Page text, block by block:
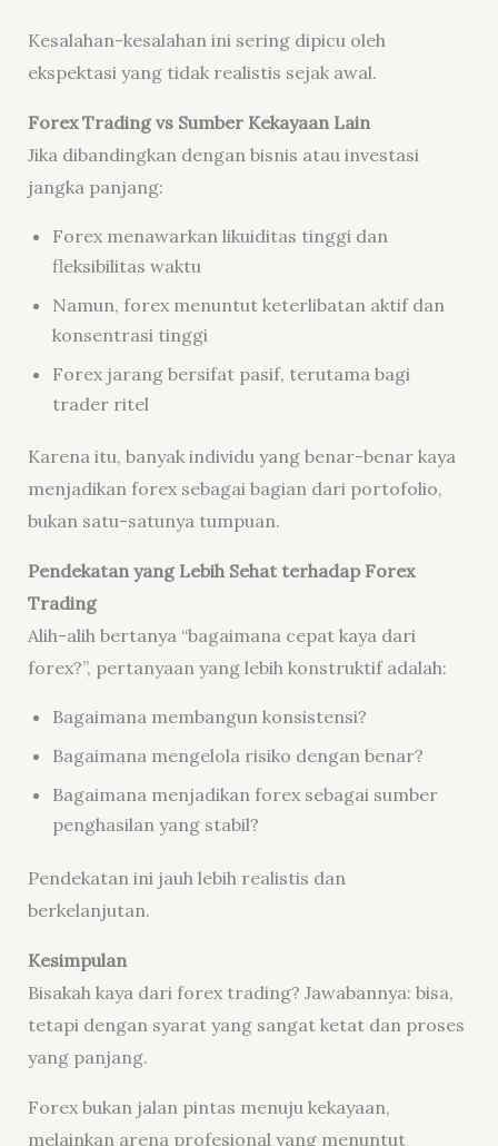
Kesalahan-kesalahan ini sering dipicu oleh
ekspektasi yang tidak realistis sejak awal.
Forex Trading vs Sumber Kekayaan Lain
Jika dibandingkan dengan bisnis atau investasi
jangka panjang:
Forex menawarkan likuiditas tinggi dan
fleksibilitas waktu
Namun, forex menuntut keterlibatan aktif dan
konsentrasi tinggi
Forex jarang bersifat pasif, terutama bagi
trader ritel
Karena itu, banyak individu yang benar-benar kaya
menjadikan forex sebagai bagian dari portofolio,
bukan satu-satunya tumpuan.
Pendekatan yang Lebih Sehat terhadap Forex
Trading
Alih-alih bertanya “bagaimana cepat kaya dari
forex?”, pertanyaan yang lebih konstruktif adalah:
Bagaimana membangun konsistensi?
Bagaimana mengelola risiko dengan benar?
Bagaimana menjadikan forex sebagai sumber
penghasilan yang stabil?
Pendekatan ini jauh lebih realistis dan
berkelanjutan.
Kesimpulan
Bisakah kaya dari forex trading? Jawabannya: bisa,
tetapi dengan syarat yang sangat ketat dan proses
yang panjang.
Forex bukan jalan pintas menuju kekayaan,
melainkan arena profesional yang menuntut